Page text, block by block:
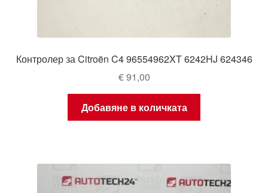
Контролер за Citroën C4 96554962XT 6242HJ 624346
€91,00
Добавяне в количката